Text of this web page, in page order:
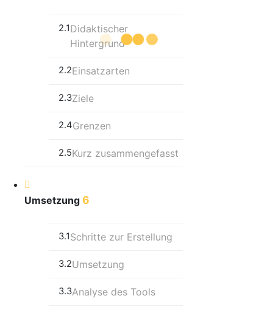
2.1Didaktischer
Hintergrund
2.2Einsatzarten
2.3Ziele
2.4Grenzen
2.5Kurz zusammengefasst
Umsetzung 6
3.1Schritte zur Erstellung
3.2Umsetzung
3.3Analyse des Tools